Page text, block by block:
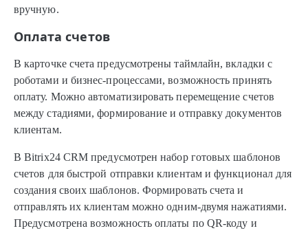
вручную.
Оплата счетов
В карточке счета предусмотрены таймлайн, вкладки с
роботами и бизнес-процессами, возможность принять
оплату. Можно автоматизировать перемещение счетов
между стадиями, формирование и отправку документов
клиентам.
В Bitrix24 CRM предусмотрен набор готовых шаблонов
счетов для быстрой отправки клиентам и функционал для
создания своих шаблонов. Формировать счета и
отправлять их клиентам можно одним-двумя нажатиями.
Предусмотрена возможность оплаты по QR-коду и